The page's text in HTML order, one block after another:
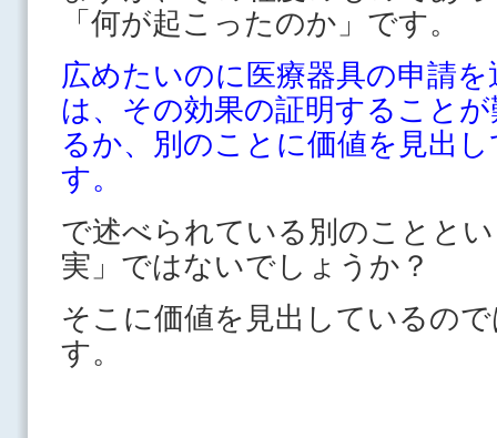
「何が起こったのか」です。
広めたいのに医療器具の申請
は、その効果の証明すること
るか、別のことに価値を見出
す。
で述べられている別のことと
実」ではないでしょうか？
そこに価値を見出しているの
す。